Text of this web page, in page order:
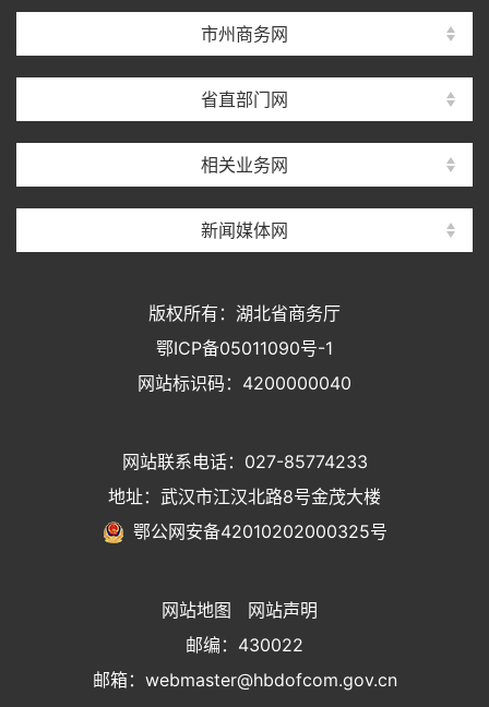
市州商务网
省直部门网
相关业务网
新闻媒体网
版权所有：湖北省商务厅
鄂ICP备05011090号-1
网站标识码：4200000040
网站联系电话：027-85774233
地址：武汉市江汉北路8号金茂大楼
鄂公网安备42010202000325号
网站地图
网站声明
邮编：430022
邮箱：webmaster@hbdofcom.gov.cn